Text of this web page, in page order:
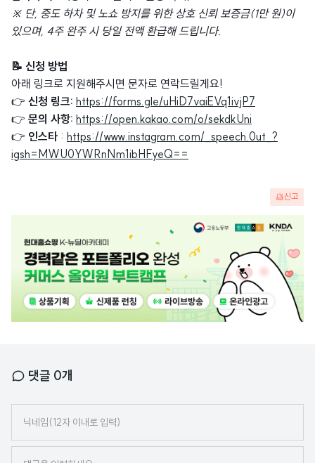
※ 단, 중도 하차 및 노쇼 방지를 위한 상호 신뢰 보증금(1만 원)이
있으며, 4주 완주 시 당일 전액 환급해 드립니다.
📝 신청 방법
아래 링크로 지원해주시면 문자로 연락드릴게요!
👉 신청 링크: https://forms.gle/uHiD7vaiEVq1ivjP7
👉 문의 사항: https://open.kakao.com/o/sekdkUni
👉 인스타 : https://www.instagram.com/_speech.0ut_?
igsh=MWU0YWRnNm1ibHFyeQ==
신고
댓글 0개
임